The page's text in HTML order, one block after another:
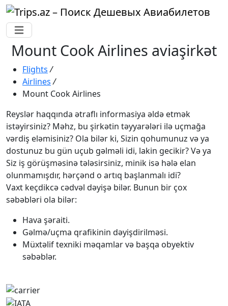
Mount Cook Airlines aviaşirkət
Flights /
Airlines /
Mount Cook Airlines
Reyslər haqqında ətraflı informasiya əldə etmək
istəyirsiniz? Məhz, bu şirkətin təyyarələri ilə uçmağa
vərdiş eləmisiniz? Ola bilər ki, Sizin qohumunuz və ya
dostunuz bu gün uçub gəlməli idi, lakin gecikir? Və ya
Siz iş görüşməsinə tələsirsiniz, minik isə hələ elan
olunmamışdır, hərçənd o artıq başlanmalı idi?
Vaxt keçdikcə cədvəl dəyişə bilər. Bunun bir çox
səbəbləri ola bilər:
Hava şəraiti.
Gəlmə/uçma qrafikinin dəyişdirilməsi.
Müxtəlif texniki məqamlar və başqa obyektiv
səbəblər.